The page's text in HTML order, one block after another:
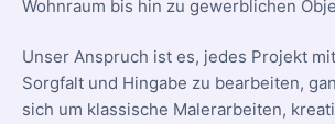
Wohnraum bis hin zu gewerblichen
Unser Anspruch ist es, jedes Projekt
Sorgfalt und Hingabe zu bearbeiten,
sich um klassische Malerarbeiten,